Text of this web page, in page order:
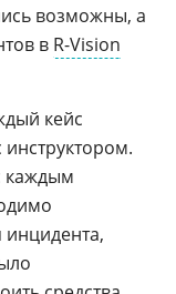
возможны, а
в R-Vision
кейс
каждым
инцидента,